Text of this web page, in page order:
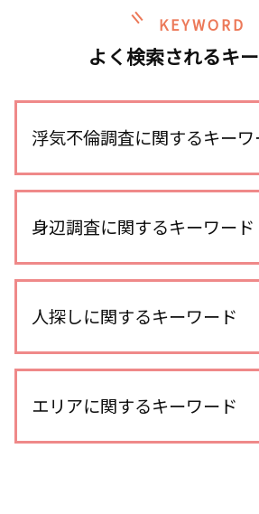
KEYWORD
よく検索されるキ
浮気不倫調査に関するキーワ
浮気調査 iphone
浮気調査 別居中
浮気調査 訴える
浮気調査 自分で
不倫調査 gps おすすめ
身辺調査に関するキーワード
探偵 婚前調査
身辺調査 違法
身辺調査 金額
身辺調査 どこまでわかる 結婚
人探しに関するキーワード
各種工作
出会い工作 探偵
人探し 依頼
エリアに関するキーワード